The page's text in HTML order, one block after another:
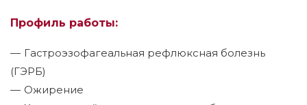
Профиль работы:
Гастроэзофагеальная рефлюксная болезнь
(ГЭРБ)
Ожирение